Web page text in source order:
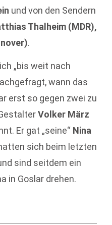
und von den Sendern
Thalheim (MDR),
.
„bis weit nach
wann das
erst so gegen zwei zu
Volker März
Er gat „seine“ Nina
sich beim letzten
sind seitdem ein
in Goslar drehen.